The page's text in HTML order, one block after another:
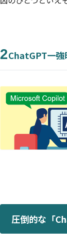
2ChatGPT一強
圧倒的な「